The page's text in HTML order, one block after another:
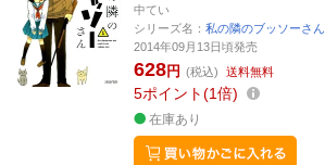
中てい
シリーズ名： 私の隣のブッソーさん
2014年09月13日頃発売
628円 (税込) 送料無料
5ポイント 1倍
在庫あり